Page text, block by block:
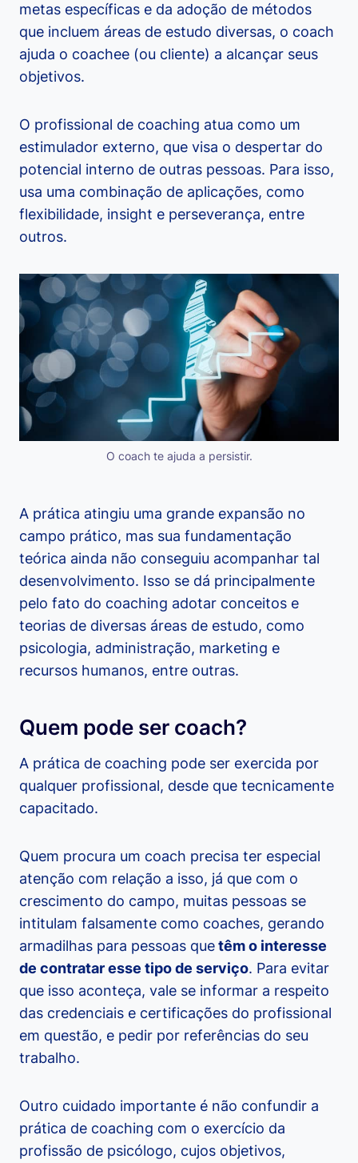
metas específicas e da adoção de métodos
que incluem áreas de estudo diversas, o coach
ajuda o coachee (ou cliente) a alcançar seus
objetivos.
O profissional de coaching atua como um
estimulador externo, que visa o despertar do
potencial interno de outras pessoas. Para isso,
usa uma combinação de aplicações, como
flexibilidade, insight e perseverança, entre
outros.
O coach te ajuda a persistir.
A prática atingiu uma grande expansão no
campo prático, mas sua fundamentação
teórica ainda não conseguiu acompanhar tal
desenvolvimento. Isso se dá principalmente
pelo fato do coaching adotar conceitos e
teorias de diversas áreas de estudo, como
psicologia, administração, marketing e
recursos humanos, entre outras.
Quem pode ser coach?
A prática de coaching pode ser exercida por
qualquer profissional, desde que tecnicamente
capacitado.
Quem procura um coach precisa ter especial
atenção com relação a isso, já que com o
crescimento do campo, muitas pessoas se
intitulam falsamente como coaches, gerando
armadilhas para pessoas quetêm o interesse
de contratar esse tipo de serviço. Para evitar
que isso aconteça, vale se informar a respeito
das credenciais e certificações do profissional
em questão, e pedir por referências do seu
trabalho.
Outro cuidado importante é não confundir a
prática de coaching com o exercício da
profissão de psicólogo, cujos objetivos,